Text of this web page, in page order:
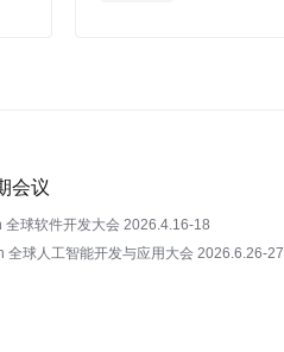
会议
全球软件开发大会 2026.4.16-18
全球人工智能开发与应用大会 2026.6.26-27